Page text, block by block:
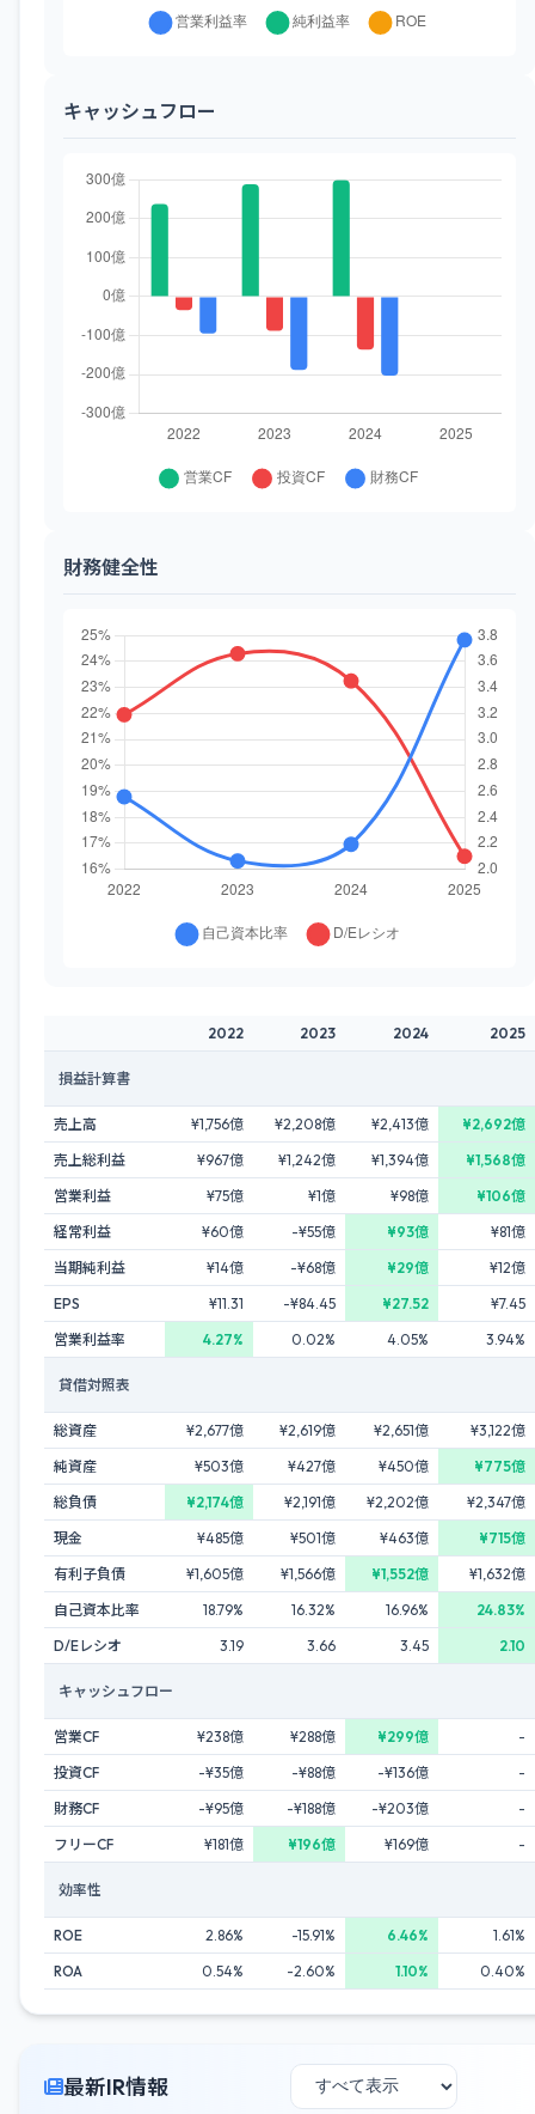
キャッシュフロー
財務健全性
2022 2023 2024 2025
損益計算書
売上高 ¥1,756億 ¥2,208億 ¥2,413億
¥2,692億
売上総利益
¥967億 ¥1,242億 ¥1,394億
¥1,568億
営業利益
¥75億 ¥1億 ¥98億
¥106億
経常利益
¥60億 -¥55億 ¥93億
¥81億
当期純利益
¥14億 -¥68億 ¥29億
¥12億
EPS
¥11.31 -¥84.45 ¥27.52
¥7.45
営業利益率
4.27% 0.02% 4.05% 3.94%
貸借対照表
総資産 ¥2,677億 ¥2,619億 ¥2,651億
¥3,122億
純資産
¥503億 ¥427億 ¥450億
¥775億
総負債
¥2,174億 ¥2,191億 ¥2,202億
¥2,347億
現金
¥485億 ¥501億 ¥463億
¥715億
有利子負債
¥1,605億 ¥1,566億 ¥1,552億
¥1,632億
自己資本比率
18.79% 16.32% 16.96%
24.83%
D/Eレシオ
3.19 3.66 3.45 2.10
キャッシュフロー
営業CF ¥238億 ¥288億 ¥299億
-
投資CF
-¥35億 -¥88億 -¥136億
-
財務CF
-¥95億 -¥188億 -¥203億
-
フリーCF
¥181億 ¥196億 ¥169億 -
効率性
ROE 2.86% -15.91% 6.46%
1.61%
ROA
0.54% -2.60% 1.10% 0.40%
最新IR情報